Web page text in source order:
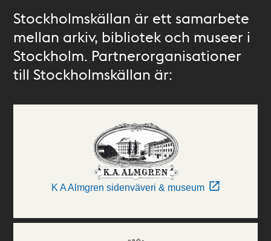
Stockholmskällan är ett samarbete
mellan arkiv, bibliotek och museer i
Stockholm. Partnerorganisationer
till Stockholmskällan är:
K A Almgren sidenväveri & museum